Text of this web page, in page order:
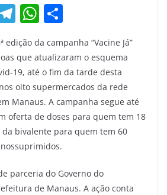
T
el
e
gr
a
m
W
at
s
A
p
p
ar
e
da campanha “Vacine Já”
que atualizaram o esquema
19, até o fim da tarde desta
oito supermercados da rede
Manaus. A campanha segue até
oferta de doses para quem tem 18
bivalente para quem tem 60
parceria do Governo do
de Manaus. A ação conta